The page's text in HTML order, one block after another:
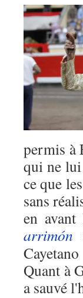
permis à
qui ne
ce que
sans
en
arrimón
Quant à
a sauvé